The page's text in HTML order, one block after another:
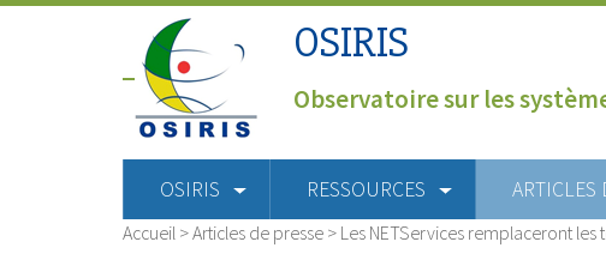
OSIRIS
Observatoire sur les
OSIRIS RESSOURCES ARTICLES
Accueil >Articles de presse > Les NETServices remplaceront les